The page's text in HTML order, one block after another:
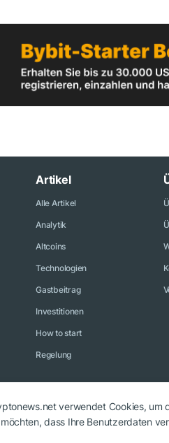
Artikel
Alle Artikel
Analytik
Altcoins
Technologien
Gastbeitrag
Investitionen
How to start
Regelung
Bei der Verwendung der Materialien muss
verwendet Cookies, um
dass Ihre Benutzerdaten